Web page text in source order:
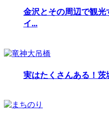
金沢とその周辺で観
イ...
実はたくさんある！茨